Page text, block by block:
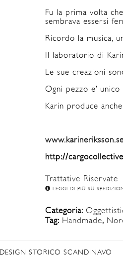
Fu la prima volta
sembrava essersi
Ricordo la musica,
Il laboratorio di
Le sue creazioni
Ogni pezzo e’
Karin produce
http://
Trattative Riservate
LEGGI DI PIÙ SU
Categoria:
Tag: Handmade,
STORICO SCANDINAVO